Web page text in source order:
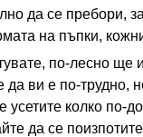
да се пребори,
на пъпки,
по-лесно ще
да ви е по-трудно,
усетите колко по-
да се